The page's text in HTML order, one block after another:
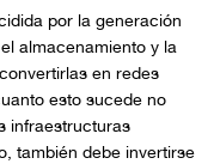
por la generación
almacenamiento y la
en redes
esto sucede no
infraestructuras
también debe invertirse